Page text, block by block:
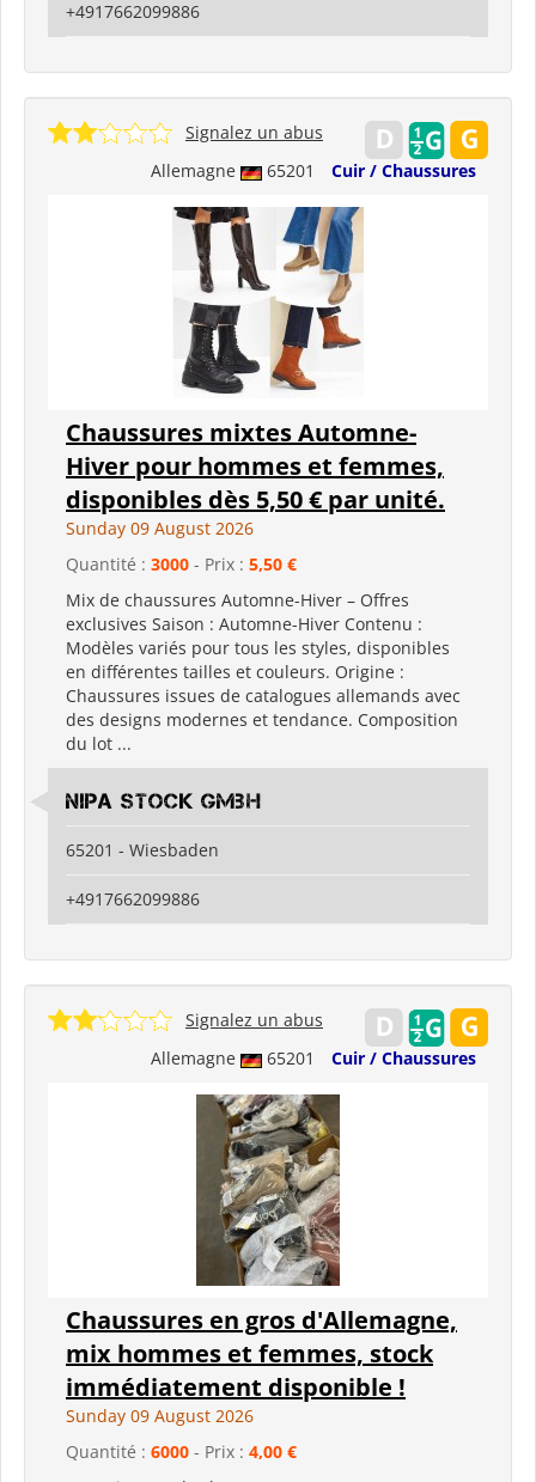
+4917662099886
Allemagne 65201 Cuir / Chaussures
Signalez un abus
Chaussures mixtes Automne-
Hiver pour hommes et femmes,
disponibles dès 5,50 € par unité.
Sunday 09 August 2026
Quantité : 3000 - Prix : 5,50 €
Mix de chaussures Automne-Hiver – Offres
exclusives Saison : Automne-Hiver Contenu :
Modèles variés pour tous les styles, disponibles
en différentes tailles et couleurs. Origine :
Chaussures issues de catalogues allemands avec
des designs modernes et tendance. Composition
du lot ...
Nipa Stock GmbH
65201 - Wiesbaden
+4917662099886
Allemagne 65201 Cuir / Chaussures
Signalez un abus
Chaussures en gros d'Allemagne,
mix hommes et femmes, stock
immédiatement disponible !
Sunday 09 August 2026
Quantité : 6000 - Prix : 4,00 €